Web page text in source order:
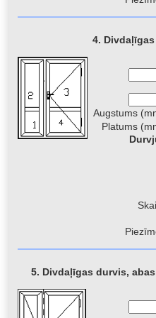
4.
Augstums
Platums
5. Divdaļīgas durvis,